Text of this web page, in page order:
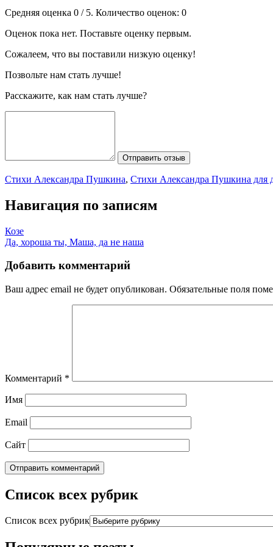
Средняя оценка 0 / 5. Количество оценок: 0
Оценок пока нет. Поставьте оценку первым.
Сожалеем, что вы поставили низкую оценку!
Позвольте нам стать лучше!
Расскажите, как нам стать лучше?
Отправить отзыв
Стихи Александра Пушкина, Стихи Александра Пушкина для
Навигация по записям
Козе
Да, хороша ты, Маша, да не наша
Добавить комментарий
Ваш адрес email не будет опубликован. Обязательные поля
Комментарий *
Имя
Email
Сайт
Список всех рубрик
Список всех рубрик